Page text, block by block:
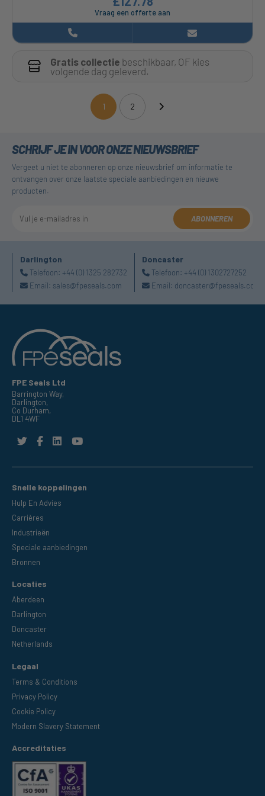
Vraag een offerte aan
Gratis collectie beschikbaar, OF kies
volgende dag geleverd.
1(current)2
SCHRIJF JE IN VOOR ONZE NIEUWSBRIEF
Vergeet u niet te abonneren op onze nieuwsbrief om informatie te
ontvangen over onze laatste speciale aanbiedingen en nieuwe
producten.
ABONNEREN
Darlington
Telefoon: +44 (0) 1325 282732
Email: sales@fpeseals.com
Doncaster
Telefoon: +44 (0) 1302727252
Email: doncaster@fpeseals.com
FPE Seals Ltd
Barrington Way,
Darlington,
Co Durham,
DL1 4WF
Snelle koppelingen
Hulp En Advies
Carrières
Industrieën
Speciale aanbiedingen
Bronnen
Locaties
Aberdeen
Darlington
Doncaster
Netherlands
Legaal
Terms & Conditions
Privacy Policy
Cookie Policy
Modern Slavery Statement
Accreditaties